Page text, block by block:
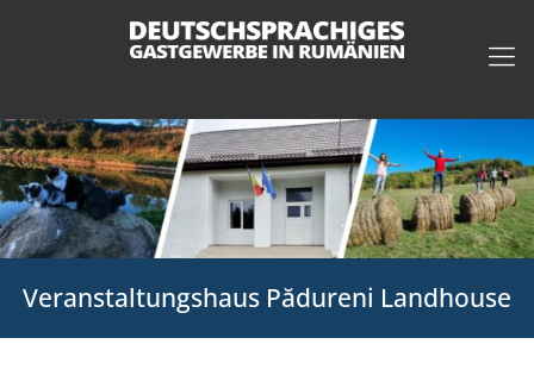
Veranstaltungshaus Pădureni Landhouse